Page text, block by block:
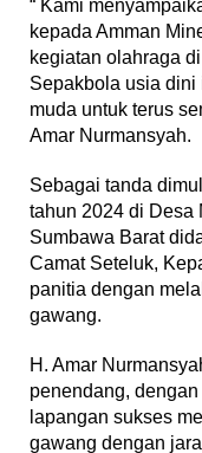
“ Kami
kepada Amman
kegiatan olahraga
Sepakbola usia dini
muda untuk terus
Amar Nurmansyah.
Sebagai tanda
tahun 2024 di Desa
Sumbawa Barat
Camat Seteluk,
panitia dengan
gawang.
H. Amar
penendang,
lapangan sukses
gawang dengan